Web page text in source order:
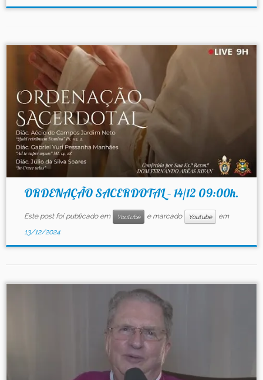
ORDENAÇÃO SACERDOTAL – 14/12 09:00h.
Este post foi publicado em Youtube e marcado Youtube
em
13/12/2024